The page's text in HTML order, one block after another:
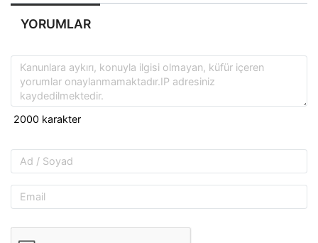
YORUMLAR